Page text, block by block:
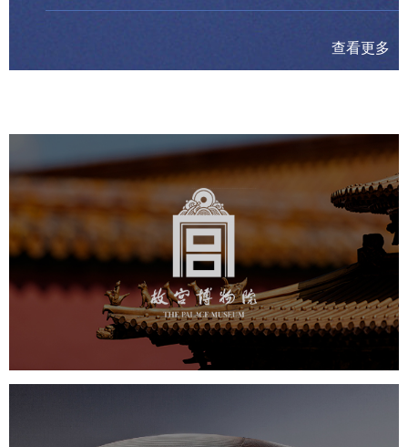
查看更多
故宫博物院
文化艺术 博物馆 智慧博物馆
博物馆网站建设
景区网站建设
文创商城 万能专题 网站代运营